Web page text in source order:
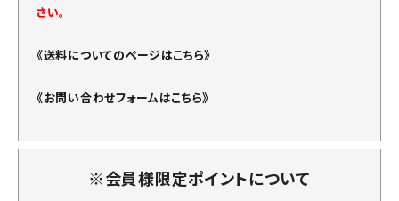
さい。
《送料についてのページはこちら》
《お問い合わせフォームはこちら》
※会員様限定ポイントについて